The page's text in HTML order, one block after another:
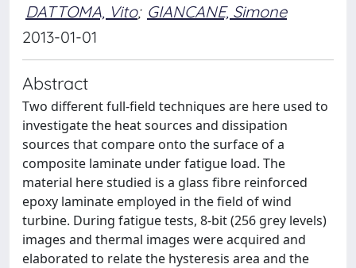
DATTOMA, Vito; GIANCANE, Simone
2013-01-01
Abstract
Two different full-field techniques are here used to
investigate the heat sources and dissipation
sources that compare onto the surface of a
composite laminate under fatigue load. The
material here studied is a glass fibre reinforced
epoxy laminate employed in the field of wind
turbine. During fatigue tests, 8-bit (256 grey levels)
images and thermal images were acquired and
elaborated to relate the hysteresis area and the